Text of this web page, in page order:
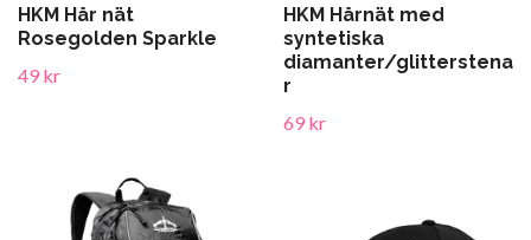
HKM Hår nät
Rosegolden Sparkle
49 kr
HKM Hårnät med
syntetiska
diamanter/glitterstena
r
69 kr